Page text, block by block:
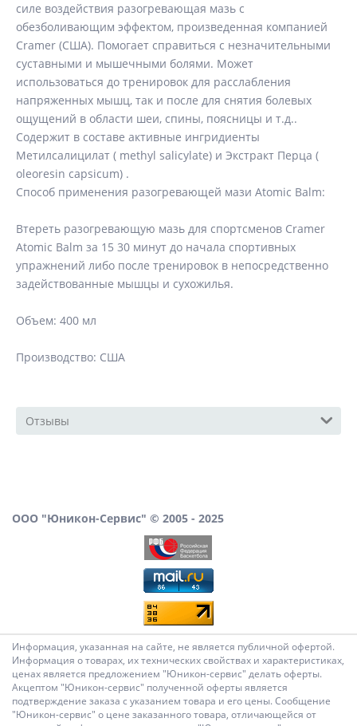
силе воздействия разогревающая мазь с
обезболивающим эффектом, произведенная компанией
Cramer (США). Помогает справиться с незначительными
суставными и мышечными болями. Может
использоваться до тренировок для расслабления
напряженных мышц, так и после для снятия болевых
ощущений в области шеи, спины, поясницы и т.д..
Содержит в составе активные ингридиенты
Метилсалицилат ( methyl salicylate) и Экстракт Перца (
oleoresin capsicum) .
Способ применения разогревающей мази Аtomic Balm:
Втереть разогревающую мазь для спортсменов Cramer
Atomic Balm за 15 30 минут до начала спортивных
упражнений либо после тренировок в непосредственно
задействованные мышцы и сухожилья.
​Объем: 400 мл
Производство: США
Отзывы
ООО "Юникон-Сервис" © 2005 - 2025
Информация, указанная на сайте, не является публичной офертой.
Информация о товарах, их технических свойствах и характеристиках,
ценах является предложением "Юникон-сервис" делать оферты.
Акцептом "Юникон-сервис" полученной оферты является
подтверждение заказа с указанием товара и его цены. Сообщение
"Юникон-сервис" о цене заказанного товара, отличающейся от